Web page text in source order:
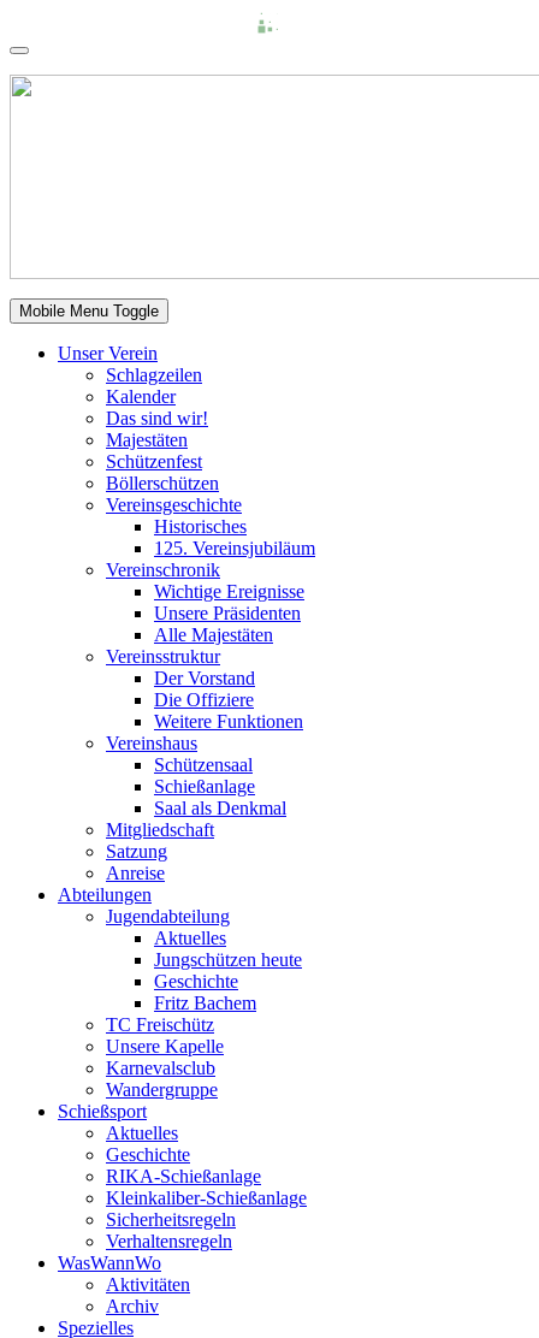
Mobile Menu Toggle
Unser Verein
Schlagzeilen
Kalender
Das sind wir!
Majestäten
Schützenfest
Böllerschützen
Vereinsgeschichte
Historisches
125. Vereinsjubiläum
Vereinschronik
Wichtige Ereignisse
Unsere Präsidenten
Alle Majestäten
Vereinsstruktur
Der Vorstand
Die Offiziere
Weitere Funktionen
Vereinshaus
Schützensaal
Schießanlage
Saal als Denkmal
Mitgliedschaft
Satzung
Anreise
Abteilungen
Jugendabteilung
Aktuelles
Jungschützen heute
Geschichte
Fritz Bachem
TC Freischütz
Unsere Kapelle
Karnevalsclub
Wandergruppe
Schießsport
Aktuelles
Geschichte
RIKA-Schießanlage
Kleinkaliber-Schießanlage
Sicherheitsregeln
Verhaltensregeln
WasWannWo
Aktivitäten
Archiv
Spezielles